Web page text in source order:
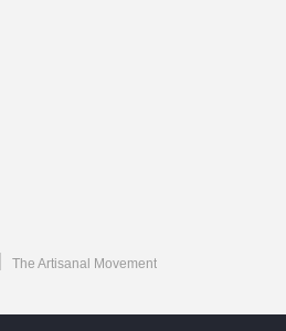
The Artisanal Movement